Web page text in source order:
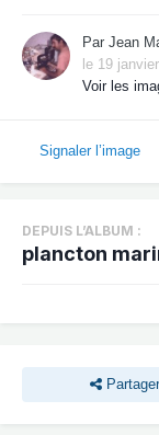
Par Jean
le 19
Voir les
Signaler l’image
DEPUIS L’ALBUM :
plancton
Partager